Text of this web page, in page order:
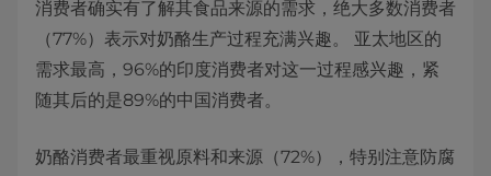
消费者确实有了解其食品来源的需求，绝大多数消费者
（77%）表示对奶酪生产过程充满兴趣。 亚太地区的
需求最高，96%的印度消费者对这一过程感兴趣，紧
随其后的是89%的中国消费者。
奶酪消费者最重视原料和来源（72%），特别注意防腐